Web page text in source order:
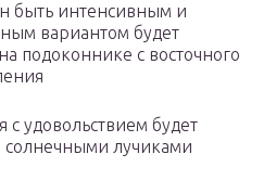
быть интенсивным и
вариантом будет
подоконнике с восточного
с удовольствием будет
солнечными лучиками